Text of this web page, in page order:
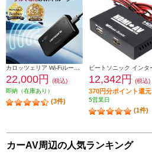
22,000円
(税込)
即納（在庫あり）
(3件)
12,342円 (税込)
370円分ポイント還元
5営業日
(1件)
カーAV周辺の人気ランキング